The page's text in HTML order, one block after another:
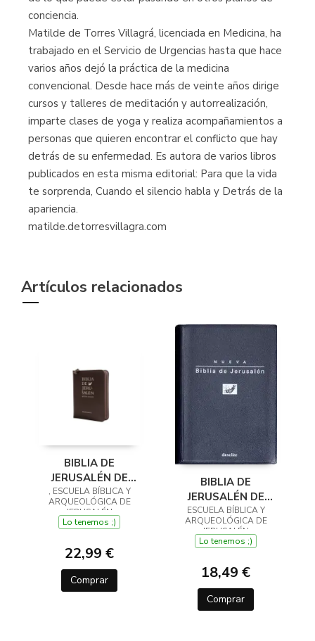
conciencia.
Matilde de Torres Villagrá, licenciada en Medicina, ha
trabajado en el Servicio de Urgencias hasta que hace
varios años dejó la práctica de la medicina
convencional. Desde hace más de veinte años dirige
cursos y talleres de meditación y autorrealización,
imparte clases de yoga y realiza acompañamientos a
personas que quieren encontrar el conflicto que hay
detrás de su enfermedad. Es autora de varios libros
publicados en esta misma editorial: Para que la vida
te sorprenda, Cuando el silencio habla y Detrás de la
apariencia.
matilde.detorresvillagra.com
Artículos relacionados
BIBLIA DE
JERUSALÉN DE
BOLSILLO 5ª
EDICIÓN - MODELO
CREMALLERA
, ESCUELA BÍBLICA Y
ARQUEOLÓGICA DE
JERUSALÉN
Lo tenemos ;)
22,99 €
Comprar
BIBLIA DE
JERUSALÉN DE
BOLSILLO 5ª
EDICIÓN - MODELO 0
ESCUELA BÍBLICA Y
ARQUEOLÓGICA DE
JERUSALÉN
Lo tenemos ;)
18,49 €
Comprar